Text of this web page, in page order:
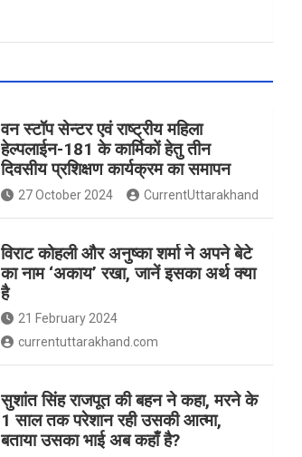
वन स्टॉप सेन्टर एवं राष्ट्रीय महिला
हेल्पलाईन-181 के कार्मिकों हेतु तीन
दिवसीय प्रशिक्षण कार्यक्रम का समापन
27 October 2024 CurrentUttarakhand
विराट कोहली और अनुष्का शर्मा ने अपने बेटे
का नाम ‘अकाय’ रखा, जानें इसका अर्थ क्‍या
है
21 February 2024
currentuttarakhand.com
सुशांत सिंह राजपूत की बहन ने कहा, मरने के
1 साल तक परेशान रही उसकी आत्मा,
बताया उसका भाई अब कहाँ है?